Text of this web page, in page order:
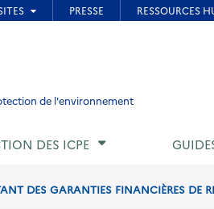
de l'environnement
DES ICPE
DES GARANTIES FINANCIÈRES DE